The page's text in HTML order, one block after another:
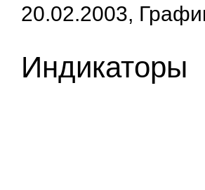
20.02.2003,
Индикаторы